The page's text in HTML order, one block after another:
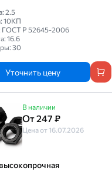
2.5
10КП
ГОСТ Р 52645-2006
16.6
30
Уточнить цену
В наличии
От 247 ₽
Цена от 16.07.2026